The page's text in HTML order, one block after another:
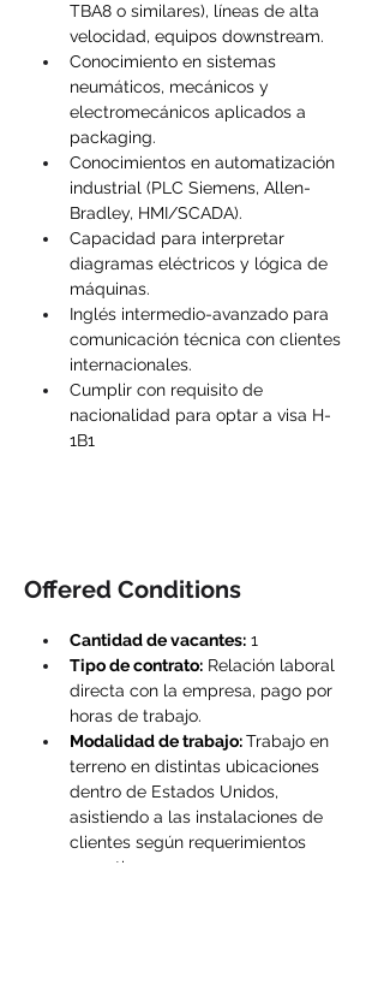
TBA8 o similares), líneas de alta
velocidad, equipos downstream.
Conocimiento en sistemas
neumáticos, mecánicos y
electromecánicos aplicados a
packaging.
Conocimientos en automatización
industrial (PLC Siemens, Allen-
Bradley, HMI/SCADA).
Capacidad para interpretar
diagramas eléctricos y lógica de
máquinas.
Inglés intermedio-avanzado para
comunicación técnica con clientes
internacionales.
Cumplir con requisito de
nacionalidad para optar a visa H-
1B1
Offered Conditions
Cantidad de vacantes: 1
Tipo de contrato: Relación laboral
directa con la empresa, pago por
horas de trabajo.
Modalidad de trabajo: Trabajo en
terreno en distintas ubicaciones
dentro de Estados Unidos,
asistiendo a las instalaciones de
clientes según requerimientos
operativos.